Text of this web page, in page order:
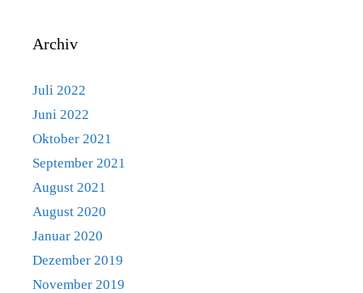
Archiv
Juli 2022
Juni 2022
Oktober 2021
September 2021
August 2021
August 2020
Januar 2020
Dezember 2019
November 2019